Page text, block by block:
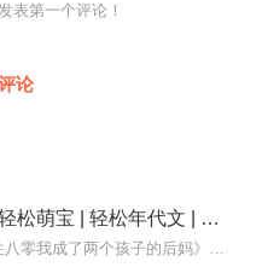
表第一个评论！
论
重生七零小甜妻 | 轻松萌宝 | 轻松年代文 | 红彤彤的小柿子演播 | 多人有声剧
同类型好书推荐《重生八零我成了两个孩子的后妈》每天7:00更新【VIP免费收听】（七猫热门题材，榜单作品，文笔轻松，宠而不腻，强烈推荐哦）【内容简介】孟晚...